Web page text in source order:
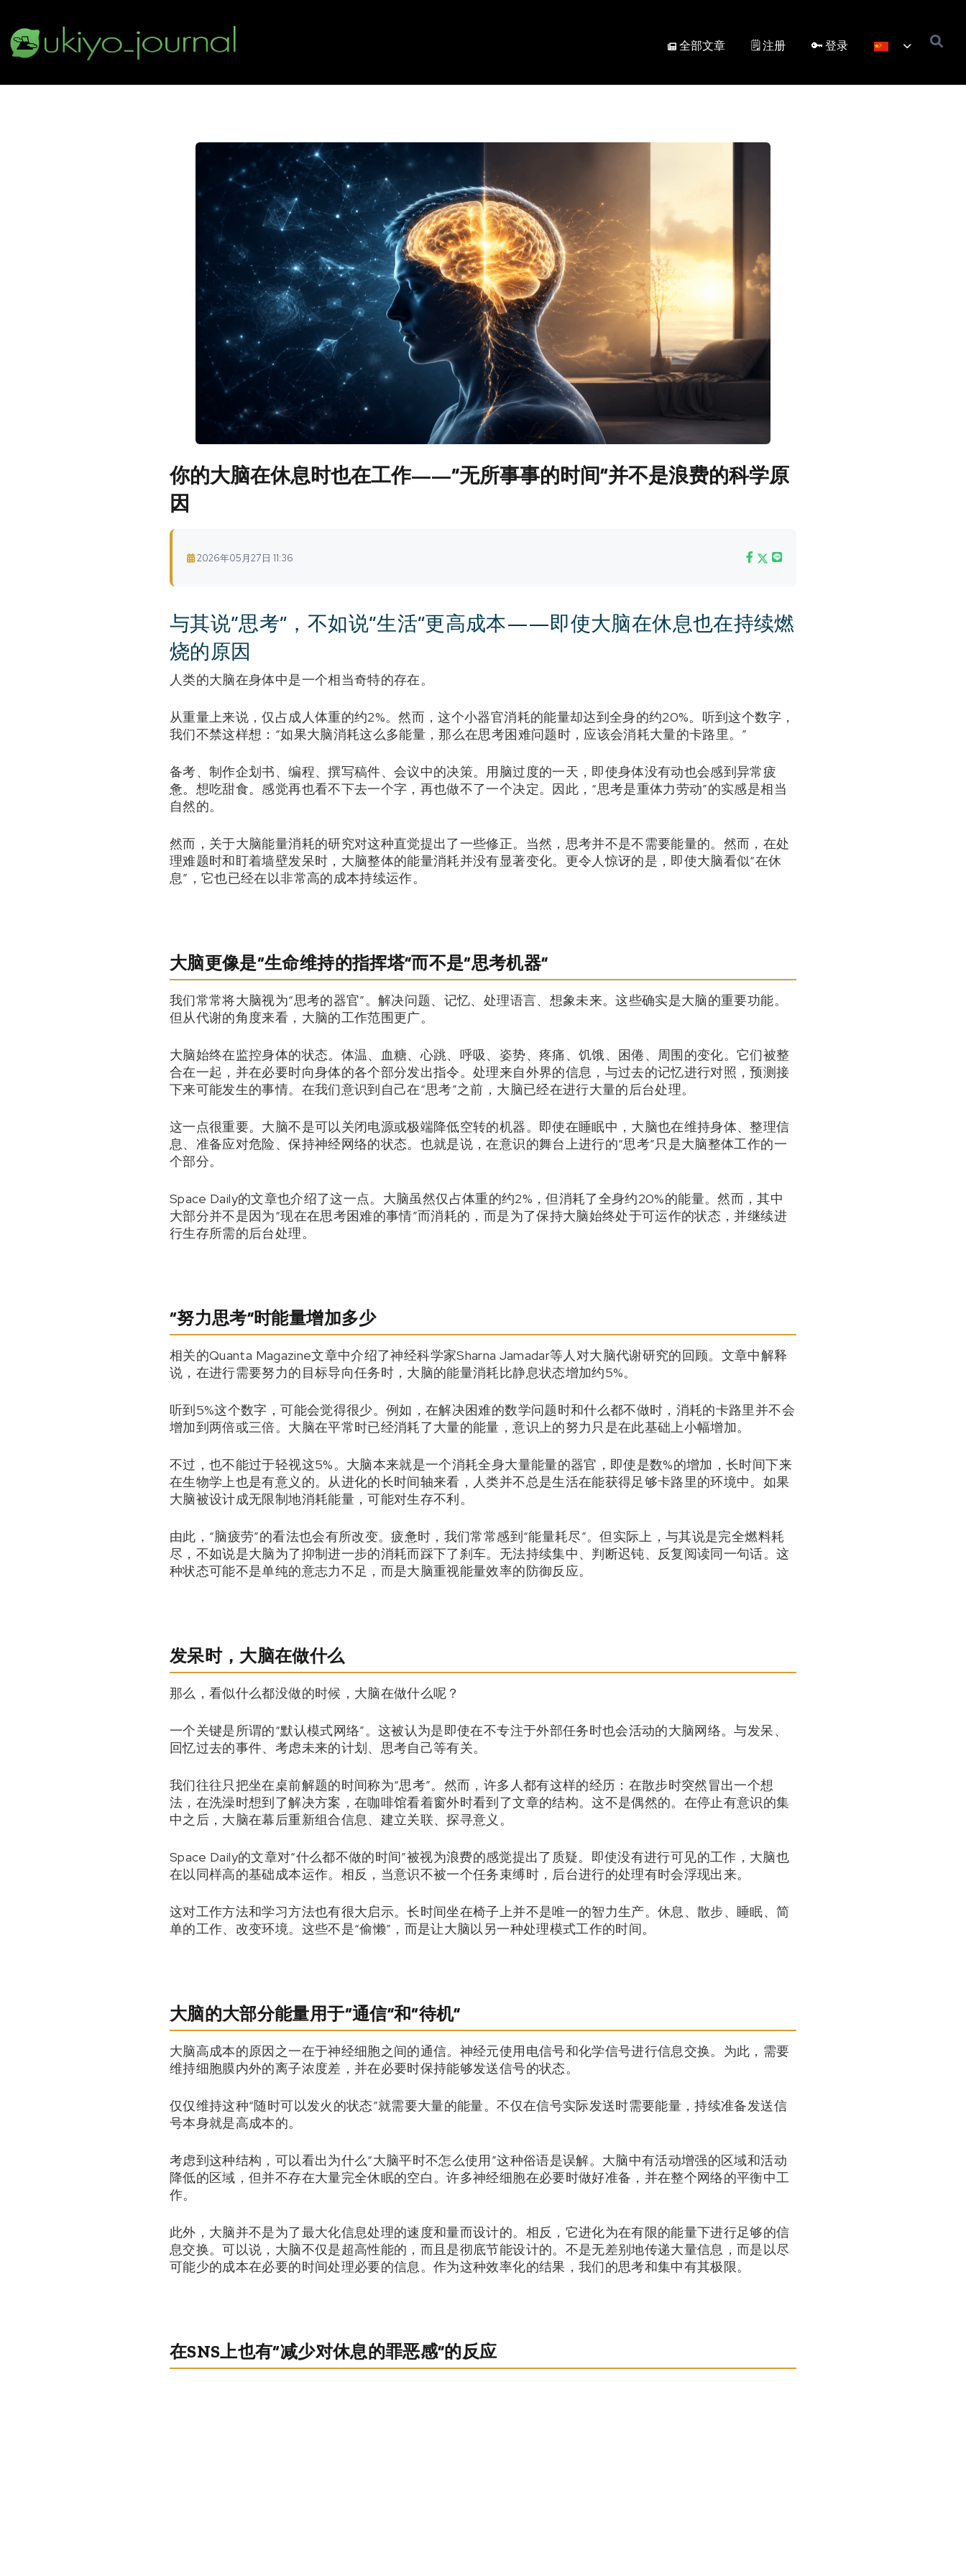
全部文章 🗒️ 注册 🔑 登录
你的大脑在休息时也在工作——“无所事事的时间”并不是浪费的科学原
因
2026年05月27日 11:36
与其说“思考”，不如说“生活”更高成本——即使大脑在休息也在持续燃
烧的原因
人类的大脑在身体中是一个相当奇特的存在。
从重量上来说，仅占成人体重的约2%。然而，这个小器官消耗的能量却达到全身的约20%。听到这个数字，
我们不禁这样想：“如果大脑消耗这么多能量，那么在思考困难问题时，应该会消耗大量的卡路里。”
备考、制作企划书、编程、撰写稿件、会议中的决策。用脑过度的一天，即使身体没有动也会感到异常疲
惫。想吃甜食。感觉再也看不下去一个字，再也做不了一个决定。因此，“思考是重体力劳动”的实感是相当
自然的。
然而，关于大脑能量消耗的研究对这种直觉提出了一些修正。当然，思考并不是不需要能量的。然而，在处
理难题时和盯着墙壁发呆时，大脑整体的能量消耗并没有显著变化。更令人惊讶的是，即使大脑看似“在休
息”，它也已经在以非常高的成本持续运作。
大脑更像是“生命维持的指挥塔”而不是“思考机器”
我们常常将大脑视为“思考的器官”。解决问题、记忆、处理语言、想象未来。这些确实是大脑的重要功能。
但从代谢的角度来看，大脑的工作范围更广。
大脑始终在监控身体的状态。体温、血糖、心跳、呼吸、姿势、疼痛、饥饿、困倦、周围的变化。它们被整
合在一起，并在必要时向身体的各个部分发出指令。处理来自外界的信息，与过去的记忆进行对照，预测接
下来可能发生的事情。在我们意识到自己在“思考”之前，大脑已经在进行大量的后台处理。
这一点很重要。大脑不是可以关闭电源或极端降低空转的机器。即使在睡眠中，大脑也在维持身体、整理信
息、准备应对危险、保持神经网络的状态。也就是说，在意识的舞台上进行的“思考”只是大脑整体工作的一
个部分。
Space Daily的文章也介绍了这一点。大脑虽然仅占体重的约2%，但消耗了全身约20%的能量。然而，其中
大部分并不是因为“现在在思考困难的事情”而消耗的，而是为了保持大脑始终处于可运作的状态，并继续进
行生存所需的后台处理。
“努力思考”时能量增加多少
相关的Quanta Magazine文章中介绍了神经科学家Sharna Jamadar等人对大脑代谢研究的回顾。文章中解释
说，在进行需要努力的目标导向任务时，大脑的能量消耗比静息状态增加约5%。
听到5%这个数字，可能会觉得很少。例如，在解决困难的数学问题时和什么都不做时，消耗的卡路里并不会
增加到两倍或三倍。大脑在平常时已经消耗了大量的能量，意识上的努力只是在此基础上小幅增加。
不过，也不能过于轻视这5%。大脑本来就是一个消耗全身大量能量的器官，即使是数%的增加，长时间下来
在生物学上也是有意义的。从进化的长时间轴来看，人类并不总是生活在能获得足够卡路里的环境中。如果
大脑被设计成无限制地消耗能量，可能对生存不利。
由此，“脑疲劳”的看法也会有所改变。疲惫时，我们常常感到“能量耗尽”。但实际上，与其说是完全燃料耗
尽，不如说是大脑为了抑制进一步的消耗而踩下了刹车。无法持续集中、判断迟钝、反复阅读同一句话。这
种状态可能不是单纯的意志力不足，而是大脑重视能量效率的防御反应。
发呆时，大脑在做什么
那么，看似什么都没做的时候，大脑在做什么呢？
一个关键是所谓的“默认模式网络”。这被认为是即使在不专注于外部任务时也会活动的大脑网络。与发呆、
回忆过去的事件、考虑未来的计划、思考自己等有关。
我们往往只把坐在桌前解题的时间称为“思考”。然而，许多人都有这样的经历：在散步时突然冒出一个想
法，在洗澡时想到了解决方案，在咖啡馆看着窗外时看到了文章的结构。这不是偶然的。在停止有意识的集
中之后，大脑在幕后重新组合信息、建立关联、探寻意义。
Space Daily的文章对“什么都不做的时间”被视为浪费的感觉提出了质疑。即使没有进行可见的工作，大脑也
在以同样高的基础成本运作。相反，当意识不被一个任务束缚时，后台进行的处理有时会浮现出来。
这对工作方法和学习方法也有很大启示。长时间坐在椅子上并不是唯一的智力生产。休息、散步、睡眠、简
单的工作、改变环境。这些不是“偷懒”，而是让大脑以另一种处理模式工作的时间。
大脑的大部分能量用于“通信”和“待机”
大脑高成本的原因之一在于神经细胞之间的通信。神经元使用电信号和化学信号进行信息交换。为此，需要
维持细胞膜内外的离子浓度差，并在必要时保持能够发送信号的状态。
仅仅维持这种“随时可以发火的状态”就需要大量的能量。不仅在信号实际发送时需要能量，持续准备发送信
号本身就是高成本的。
考虑到这种结构，可以看出为什么“大脑平时不怎么使用”这种俗语是误解。大脑中有活动增强的区域和活动
降低的区域，但并不存在大量完全休眠的空白。许多神经细胞在必要时做好准备，并在整个网络的平衡中工
作。
此外，大脑并不是为了最大化信息处理的速度和量而设计的。相反，它进化为在有限的能量下进行足够的信
息交换。可以说，大脑不仅是超高性能的，而且是彻底节能设计的。不是无差别地传递大量信息，而是以尽
可能少的成本在必要的时间处理必要的信息。作为这种效率化的结果，我们的思考和集中有其极限。
在SNS上也有“减少对休息的罪恶感”的反应